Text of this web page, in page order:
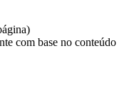
com base no conteúdo